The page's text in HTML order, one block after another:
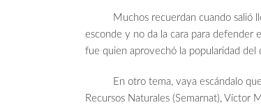
Muchos recuerdan cuando salió
esconde y no da la cara para defender
fue quien aprovechó la popularidad
En otro tema, vaya escándalo que
Recursos Naturales (Semarnat), Víctor